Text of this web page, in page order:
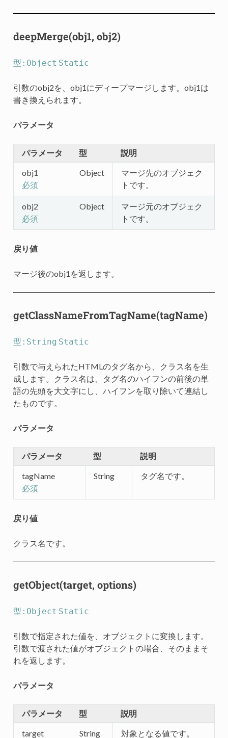
deepMerge(obj1, obj2)
型:Object Static
引数のobj2を、obj1にディープマージします。obj1は
書き換えられます。
パラメータ
パラメータ 型 説明
obj1
必須
Object
マージ先のオブジェク
トです。
obj2
必須
Object
マージ元のオブジェク
トです。
戻り値
マージ後のobj1を返します。
getClassNameFromTagName(tagName)
型:String Static
引数で与えられたHTMLのタグ名から、クラス名を生
成します。クラス名は、タグ名のハイフンの前後の単
語の先頭を大文字にし、ハイフンを取り除いて連結し
たものです。
パラメータ
パラメータ 型 説明
tagName
必須
String タグ名です。
戻り値
クラス名です。
getObject(target, options)
型:Object Static
引数で指定された値を、オブジェクトに変換します。
引数で渡された値がオブジェクトの場合、そのままそ
れを返します。
パラメータ
パラメータ 型 説明
target String 対象となる値です。